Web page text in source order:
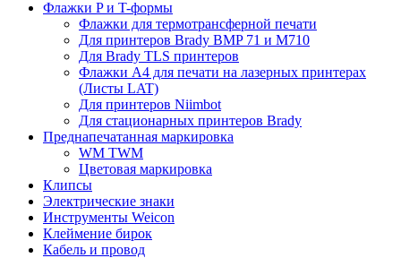
Флажки P и T-формы
Флажки для термотрансферной печати
Для принтеров Brady BMP 71 и M710
Для Brady TLS принтеров
Флажки A4 для печати на лазерных принтерах
(Листы LAT)
Для принтеров Niimbot
Для стационарных принтеров Brady
Преднапечатанная маркировка
WM TWM
Цветовая маркировка
Клипсы
Электрические знаки
Инструменты Weicon
Клеймение бирок
Кабель и провод